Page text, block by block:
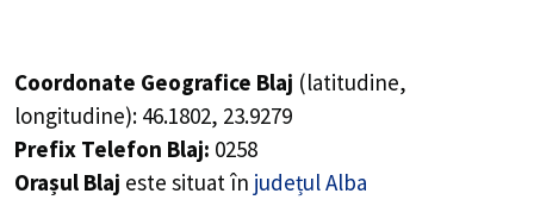
Coordonate Geografice Blaj (latitudine,
longitudine): 46.1802, 23.9279
Prefix Telefon Blaj: 0258
Orașul Blaj este situat în județul Alba